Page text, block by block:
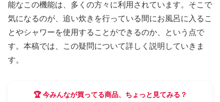
能なこの機能は、多くの方々に利用されています。そこで
気になるのが、追い炊きを行っている間にお風呂に入るこ
とやシャワーを使用することができるのか、という点で
す。本稿では、この疑問について詳しく説明していきま
す。
🏆 今みんなが買ってる商品、ちょっと見てみる？